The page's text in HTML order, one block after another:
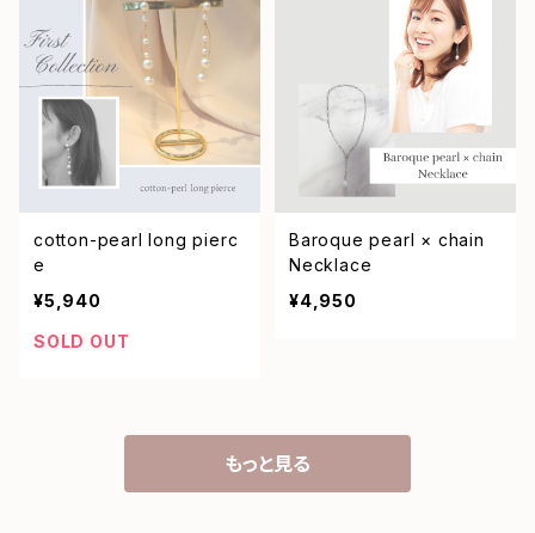
cotton-pearl long pierc
e
¥5,940
SOLD OUT
Baroque pearl × chain
Necklace
¥4,950
もっと見る